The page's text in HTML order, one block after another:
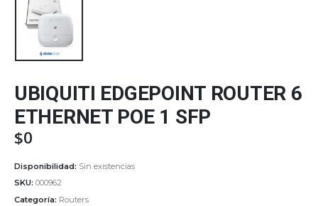
UBIQUITI EDGEPOINT ROUTER 6
ETHERNET POE 1 SFP
$0
Disponibilidad: Sin existencias
SKU: 000962
Categoría: Routers